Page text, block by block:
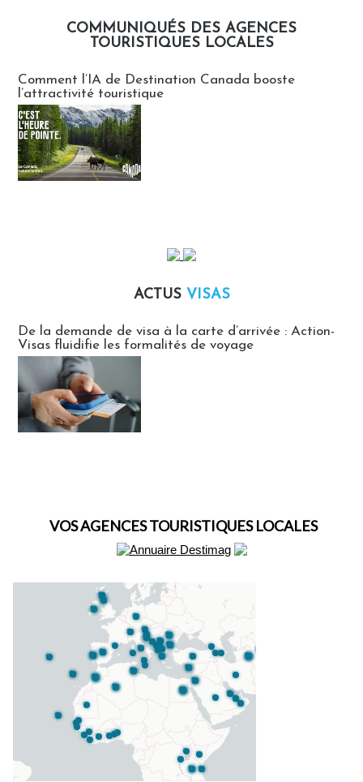
COMMUNIQUÉS DES AGENCES
TOURISTIQUES LOCALES
Comment l’IA de Destination Canada booste
l’attractivité touristique
ACTUS VISAS
De la demande de visa à la carte d’arrivée : Action-
Visas fluidifie les formalités de voyage
VOS AGENCES TOURISTIQUES LOCALES